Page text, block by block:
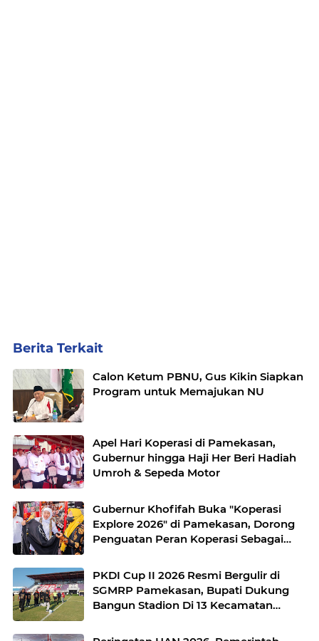
Berita Terkait
Calon Ketum PBNU, Gus Kikin Siapkan
Program untuk Memajukan NU
Apel Hari Koperasi di Pamekasan,
Gubernur hingga Haji Her Beri Hadiah
Umroh & Sepeda Motor
Gubernur Khofifah Buka "Koperasi
Explore 2026" di Pamekasan, Dorong
Penguatan Peran Koperasi Sebagai
Sekaligus Perluas Akses Promosi
Pelaku UMKM
PKDI Cup II 2026 Resmi Bergulir di
SGMRP Pamekasan, Bupati Dukung
Bangun Stadion Di 13 Kecamatan